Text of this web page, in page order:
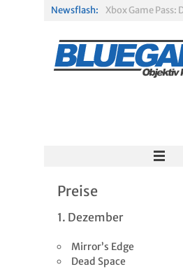
Newsflash:
Preise
1. Dezember
Mirror’s Edge
Dead Space